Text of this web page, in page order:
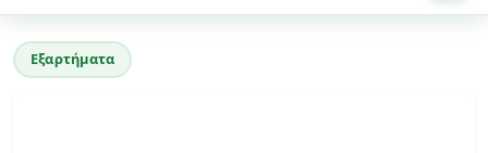
Εξαρτήματα